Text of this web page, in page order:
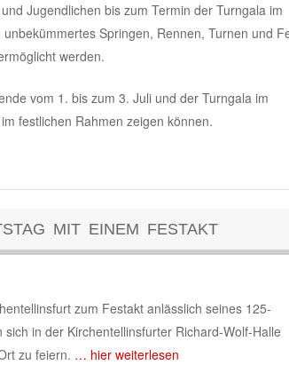
Jugendlichen bis zum Termin der Turngala im
Springen, Rennen, Turnen und
werden.
vom 1. bis zum 3. Juli und der Turngala im
festlichen Rahmen zeigen können.
MIT EINEM FESTAKT
zum Festakt anlässlich seines 125-
in der Kirchentellinsfurter Richard-Wolf-Halle
zu feiern. … hier weiterlesen